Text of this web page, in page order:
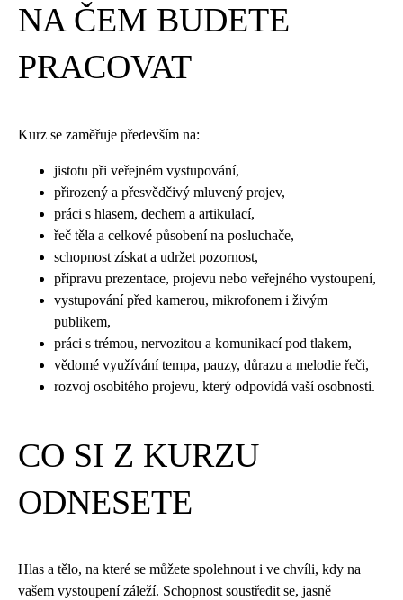
NA ČEM BUDETE
PRACOVAT
Kurz se zaměřuje především na:
jistotu při veřejném vystupování,
přirozený a přesvědčivý mluvený projev,
práci s hlasem, dechem a artikulací,
řeč těla a celkové působení na posluchače,
schopnost získat a udržet pozornost,
přípravu prezentace, projevu nebo veřejného vystoupení,
vystupování před kamerou, mikrofonem i živým
publikem,
práci s trémou, nervozitou a komunikací pod tlakem,
vědomé využívání tempa, pauzy, důrazu a melodie řeči,
rozvoj osobitého projevu, který odpovídá vaší osobnosti.
CO SI Z KURZU
ODNESETE
Hlas a tělo, na které se můžete spolehnout i ve chvíli, kdy na
vašem vystoupení záleží. Schopnost soustředit se, jasně